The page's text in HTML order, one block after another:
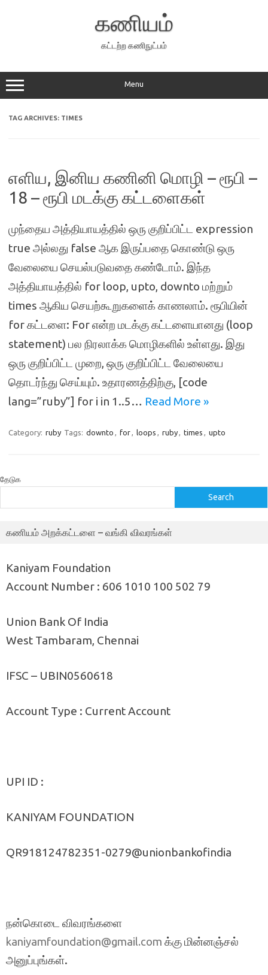
கணியம்
கட்டற்ற கணிநுட்பம்
Menu
TAG ARCHIVES: TIMES
எளிய, இனிய கணினி மொழி – ரூபி –
18 – ரூபி மடக்கு கட்டளைகள்
முந்தைய அத்தியாயத்தில் ஒரு குறிப்பிட்ட expression
true அல்லது false ஆக இருப்பதை கொண்டு ஒரு
வேலையை செயல்படுவதை கண்டோம். இந்த
அத்தியாயத்தில் for loop, upto, downto மற்றும்
times ஆகிய செயற்கூறுகளைக் காணலாம். ரூபியின்
for கட்டளை: For என்ற மடக்கு கட்டளையானது (loop
statement) பல நிரலாக்க மொழிகளில் உள்ளது. இது
ஒரு குறிப்பிட்ட முறை, ஒரு குறிப்பிட்ட வேலையை
தொடர்ந்து செய்யும். உதாரணத்திற்கு, [code
lang=”ruby”] for i in 1..5… Read More »
Category: ruby Tags: downto , for, loops , ruby, times , upto
தேடுக
Search
கணியம் அறக்கட்டளை – வங்கி விவரங்கள்
Kaniyam Foundation
Account Number : 606 1010 100 502 79
Union Bank Of India
West Tambaram, Chennai
IFSC – UBIN0560618
Account Type : Current Account
UPI ID :
KANIYAM FOUNDATION
QR918124782351-0279@unionbankofindia
நன்கொடை விவரங்களை
kaniyamfoundation@gmail.com க்கு மின்னஞ்சல்
அனுப்புங்கள்.